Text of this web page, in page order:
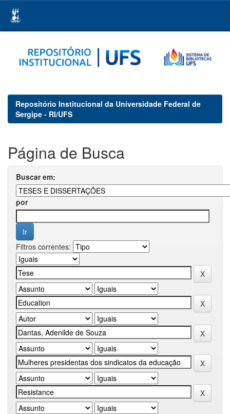
navigation
Repositório Institucional da Universidade Federal de
Sergipe - RI/UFS
Página de Busca
Buscar em:
por
Filtros correntes: